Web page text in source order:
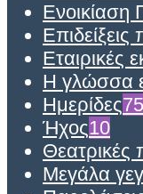
Ενοικίαση
Εταιρικές
Η γλώσσα
Ημερίδες75
Ήχος10
Θεατρικές
Μεγάλα